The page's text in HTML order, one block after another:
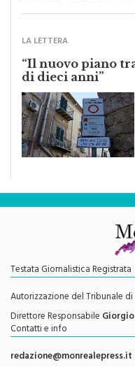
LA LETTERA
“Il nuovo piano
di dieci anni”
Testata Giornalistica Registrata
Autorizzazione del Tribunale di
Direttore Responsabile
Contatti e info
redazione@monrealepress.it